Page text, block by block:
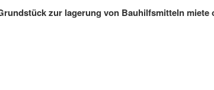
zur lagerung von Bauhilfsmitteln miete